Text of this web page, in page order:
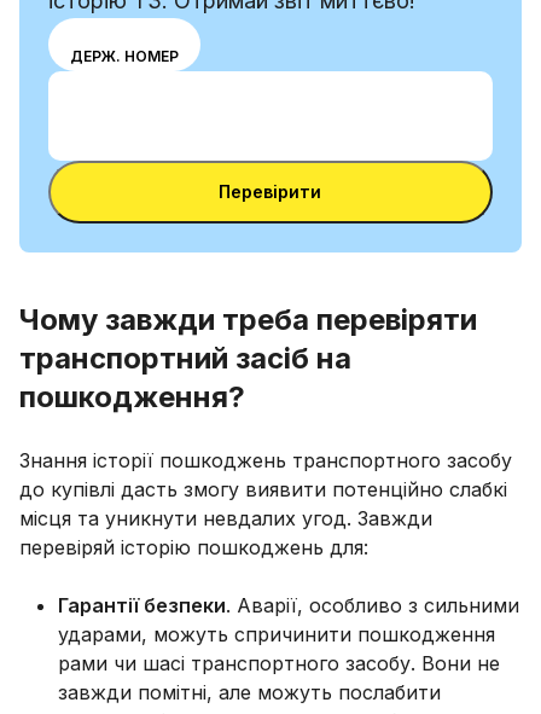
Вибери
режим
номером
VIN і
номерним
ДЕРЖ. НОМЕР
Ввести VIN-код
Ввести VIN-код
Перевірити
Чому завжди треба перевіряти
транспортний засіб на
пошкодження?
Знання історії пошкоджень транспортного засобу
до купівлі дасть змогу виявити потенційно слабкі
місця та уникнути невдалих угод. Завжди
перевіряй історію пошкоджень для:
Гарантії безпеки. Аварії, особливо з сильними
ударами, можуть спричинити пошкодження
рами чи шасі транспортного засобу. Вони не
завжди помітні, але можуть послабити